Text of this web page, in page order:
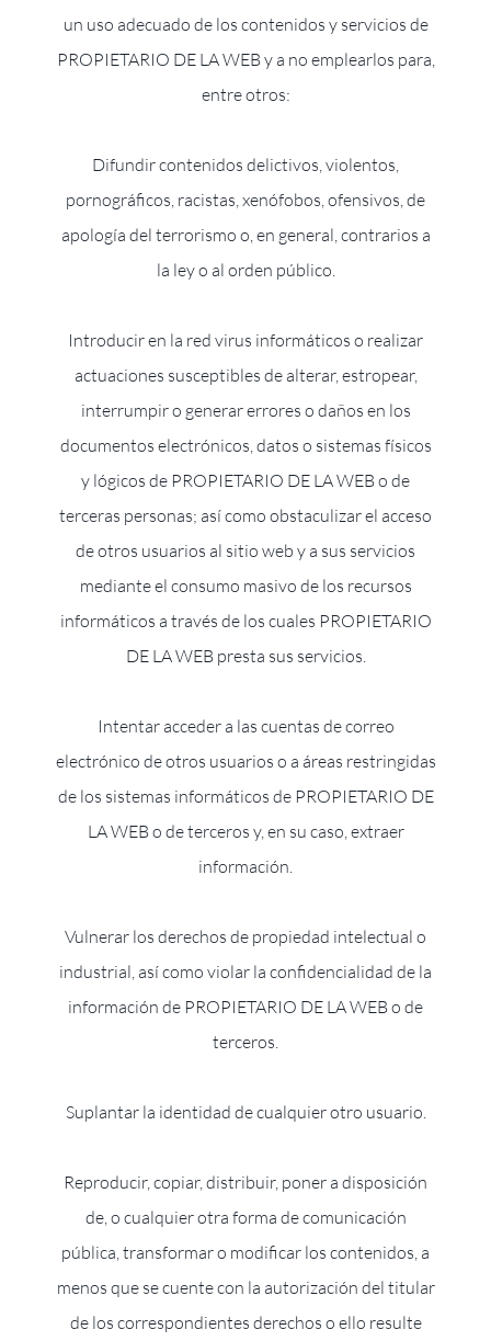
un uso adecuado de los contenidos y servicios de
PROPIETARIO DE LA WEB y a no emplearlos para,
entre otros:
Difundir contenidos delictivos, violentos,
pornográficos, racistas, xenófobos, ofensivos, de
apología del terrorismo o, en general, contrarios a
la ley o al orden público.
Introducir en la red virus informáticos o realizar
actuaciones susceptibles de alterar, estropear,
interrumpir o generar errores o daños en los
documentos electrónicos, datos o sistemas físicos
y lógicos de PROPIETARIO DE LA WEB o de
terceras personas; así como obstaculizar el acceso
de otros usuarios al sitio web y a sus servicios
mediante el consumo masivo de los recursos
informáticos a través de los cuales PROPIETARIO
DE LA WEB presta sus servicios.
Intentar acceder a las cuentas de correo
electrónico de otros usuarios o a áreas restringidas
de los sistemas informáticos de PROPIETARIO DE
LA WEB o de terceros y, en su caso, extraer
información.
Vulnerar los derechos de propiedad intelectual o
industrial, así como violar la confidencialidad de la
información de PROPIETARIO DE LA WEB o de
terceros.
Suplantar la identidad de cualquier otro usuario.
Reproducir, copiar, distribuir, poner a disposición
de, o cualquier otra forma de comunicación
pública, transformar o modificar los contenidos, a
menos que se cuente con la autorización del titular
de los correspondientes derechos o ello resulte